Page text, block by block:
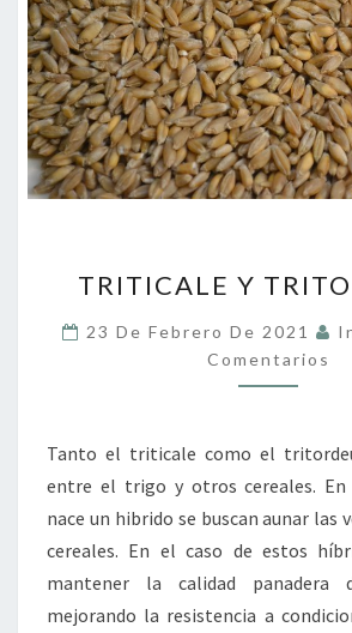
Y
TRITICALE Y
23 De Febrero De 2021
Comentarios
Tanto el triticale como el
entre el trigo y otros cereales. En
nace un hibrido se buscan aunar las
cereales. En el caso de estos
mantener la calidad
mejorando la resistencia a